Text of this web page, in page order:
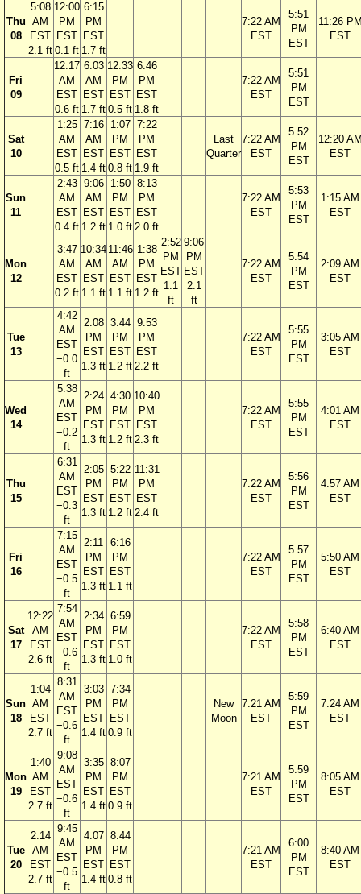
Thu
08
5:08
AM
EST
2.1 ft
12:00
PM
EST
0.1 ft
6:15
PM
EST
1.7 ft
7:22 AM
EST
5:51
PM
EST
11:26
EST
Fri
09
12:17
AM
EST
0.6 ft
6:03
AM
EST
1.7 ft
12:33
PM
EST
0.5 ft
6:46
PM
EST
1.8 ft
7:22 AM
EST
5:51
PM
EST
Sat
10
1:25
AM
EST
0.5 ft
7:16
AM
EST
1.4 ft
1:07
PM
EST
0.8 ft
7:22
PM
EST
1.9 ft
Last
Quarter
7:22 AM
EST
5:52
PM
EST
12:20
EST
Sun
11
2:43
AM
EST
0.4 ft
9:06
AM
EST
1.2 ft
1:50
PM
EST
1.0 ft
8:13
PM
EST
2.0 ft
7:22 AM
EST
5:53
PM
EST
1:15 AM
EST
Mon
12
3:47
AM
EST
0.2 ft
10:34
AM
EST
1.1 ft
11:46
AM
EST
1.1 ft
1:38
PM
EST
1.2 ft
2:52
PM
EST
1.1
ft
9:06
PM
EST
2.1
ft
7:22 AM
EST
5:54
PM
EST
2:09 AM
EST
Tue
13
4:42
AM
EST
−0.0
ft
2:08
PM
EST
1.3 ft
3:44
PM
EST
1.2 ft
9:53
PM
EST
2.2 ft
7:22 AM
EST
5:55
PM
EST
3:05 AM
EST
Wed
14
5:38
AM
EST
−0.2
ft
2:24
PM
EST
1.3 ft
4:30
PM
EST
1.2 ft
10:40
PM
EST
2.3 ft
7:22 AM
EST
5:55
PM
EST
4:01 AM
EST
Thu
15
6:31
AM
EST
−0.3
ft
2:05
PM
EST
1.3 ft
5:22
PM
EST
1.2 ft
11:31
PM
EST
2.4 ft
7:22 AM
EST
5:56
PM
EST
4:57 AM
EST
Fri
16
7:15
AM
EST
−0.5
ft
2:11
PM
EST
1.3 ft
6:16
PM
EST
1.1 ft
7:22 AM
EST
5:57
PM
EST
5:50 AM
EST
Sat
17
12:22
AM
EST
2.6 ft
7:54
AM
EST
−0.6
ft
2:34
PM
EST
1.3 ft
6:59
PM
EST
1.0 ft
7:22 AM
EST
5:58
PM
EST
6:40 AM
EST
Sun
18
1:04
AM
EST
2.7 ft
8:31
AM
EST
−0.6
ft
3:03
PM
EST
1.4 ft
7:34
PM
EST
0.9 ft
New
Moon
7:21 AM
EST
5:59
PM
EST
7:24 AM
EST
Mon
19
1:40
AM
EST
2.7 ft
9:08
AM
EST
−0.6
ft
3:35
PM
EST
1.4 ft
8:07
PM
EST
0.9 ft
7:21 AM
EST
5:59
PM
EST
8:05 AM
EST
Tue
20
2:14
AM
EST
2.7 ft
9:45
AM
EST
−0.5
ft
4:07
PM
EST
1.4 ft
8:44
PM
EST
0.8 ft
7:21 AM
EST
6:00
PM
EST
8:40 AM
EST